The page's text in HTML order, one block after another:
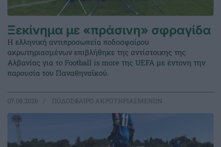
Ξεκίνημα με «πράσινη» σφραγίδα
Η ελληνική αντιπροσωπεία ποδοσφαίρου
ακρωτηριασμένων επιβλήθηκε της αντίστοιχης της
Αλβανίας για το Football is more της UEFA με έντονη την
παρουσία του Παναθηναϊκού.
07.08.2026 ΠΟΔΟΣΦΑΙΡΟ ΑΚΡΩΤΗΡΙΑΣΜΕΝΩΝ